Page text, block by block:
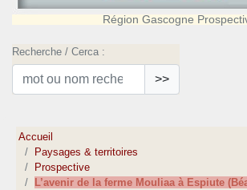
Région Gascogne
Recherche / Cerca :
>>
Accueil
Paysages & territoires
Prospective
L’avenir de la ferme Mouliaa à Espiute